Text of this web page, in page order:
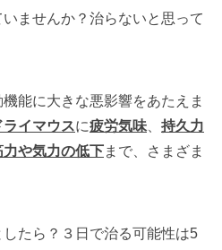
いませんか？治らないと思って
能に大きな悪影響をあたえま
ライマウスに疲労気味
持久力
力や気力の低下まで、さまざま
たら？３日で治る可能性は5